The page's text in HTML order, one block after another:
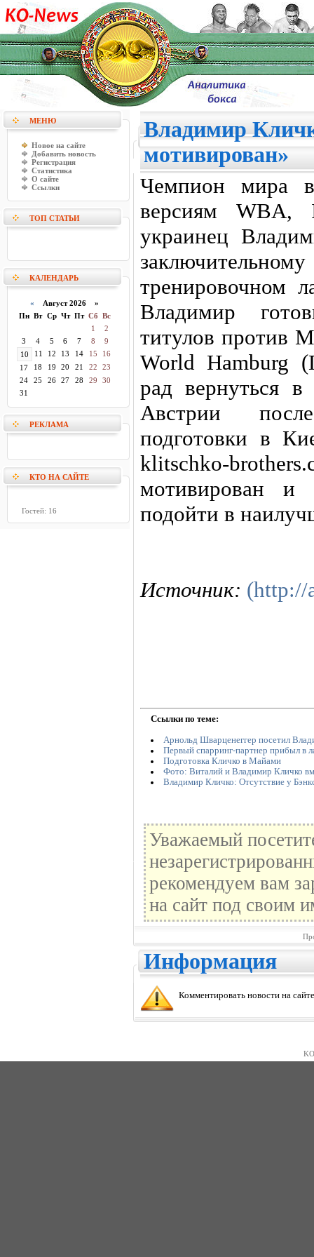
МЕНЮ
Новое на сайте
Добавить новость
Регистрация
Статистика
О сайте
Ссылки
ТОП СТАТЬИ
КАЛЕНДАРЬ
«
Август 2026 »
Пн Вт Ср Чт Пт Сб Вс
1
2
3
4 5 6 7 8
9
10
11 12 13 14 15
16
17
18 19 20 21 22
23
24
25 26 27 28 29
30
31
РЕКЛАМА
КТО НА САЙТЕ
Гостей: 16
Владимир
мотивирован»
Чемпион мира
версиям WBA,
украинец
тренировочном
Владимир
титулов против
World Hamburg
рад вернуться
Австрии
подготовки в
klitschko-
мотивирован и
подойти в
Источник: (http://
Ссылки по теме:
Арнольд Шварценеггер посетил
Первый спарринг-партнер прибыл в
Подготовка Кличко в Майами
Фото: Виталий и Владимир Кличко
Владимир Кличко: Отсутствие у
Уважаемый
рекомендуем вам
на сайт под своим
Информация
Комментировать новости на